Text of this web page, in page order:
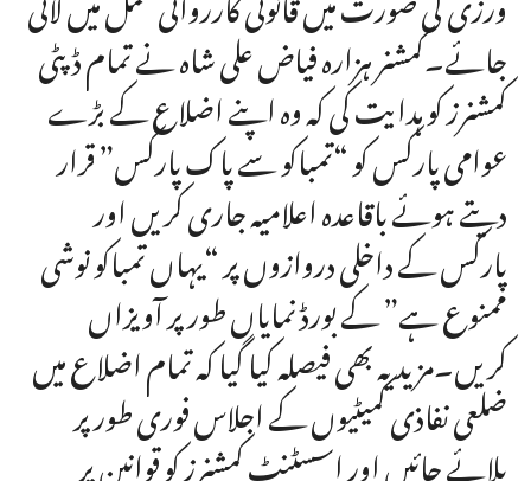
جائے۔کمشنر ہزارہ فیاض علی شاہ نے تمام ڈپٹی
کمشنرز کو ہدایت کی کہ وہ اپنے اضلاع کے بڑے
عوامی پارکس کو “تمباکو سے پاک پارکس” قرار
دیتے ہوئے باقاعدہ اعلامیہ جاری کریں اور
پارکس کے داخلی دروازوں پر “یہاں تمباکو نوشی
ممنوع ہے” کے بورڈ نمایاں طور پر آویزاں
کریں۔مزید یہ بھی فیصلہ کیا گیا کہ تمام اضلاع میں
ضلعی نفاذی کمیٹیوں کے اجلاس فوری طور پر
بلائے جائیں اور اسسٹنٹ کمشنرز کو قوانین پر